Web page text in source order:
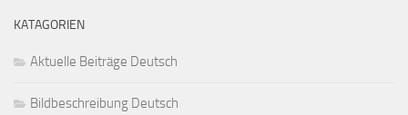
KATAGORIEN
Aktuelle Beiträge Deutsch
Bildbeschreibung Deutsch